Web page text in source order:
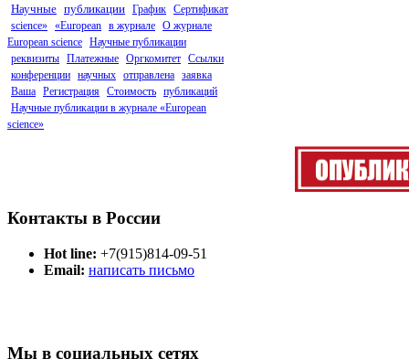
Научные публикации График Сертификат
science» «European в журнале О журнале
European science Научные публикации
реквизиты Платежные Оргкомитет Ссылки
конференции научных отправлена заявка
Ваша Регистрация Стоимость публикаций
Научные публикации в журнале «European
science»
Контакты в России
Hot line: +7(915)814-09-51
Email: написать письмо
Мы в социальных сетях